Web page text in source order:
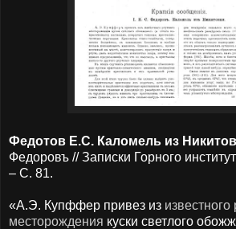
Федотов Е.С. Каломель из
Федоровъ // Записки Горного
– С. 81.
«А.Э. Купффер привез из известного
месторождения куски светлого